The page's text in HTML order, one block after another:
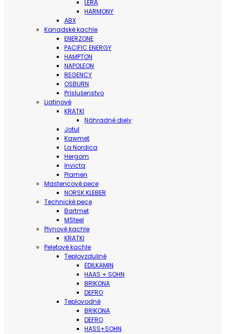
LERA
HARMONY
ABX
Kanadské kachle
ENERZONE
PACIFIC ENERGY
HAMPTON
NAPOLEON
REGENCY
OSBURN
Príslušenstvo
Liatinové
KRATKI
Náhradné diely
Jotul
Kawmet
La Nordica
Hergom
Invicta
Plamen
Mastencové pece
NORSK KLEBER
Technické pece
Bartmet
MSteel
Plynové kachle
KRATKI
Peletové kachle
Teplovzdušné
EDILKAMIN
HAAS + SOHN
BRIKONA
DEFRO
Teplovodné
BRIKONA
DEFRO
HASS+SOHN